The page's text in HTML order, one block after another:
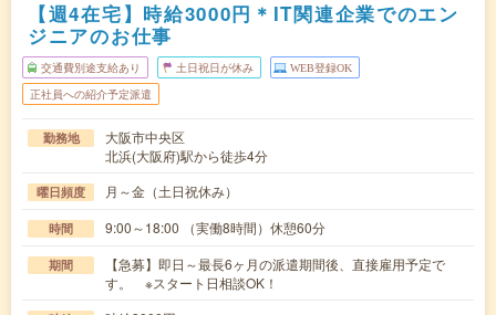
【週4在宅】時給3000円＊IT関連企業でのエン
ジニアのお仕事
交通費別途支給あり 土日祝日が休み WEB登録OK
正社員への紹介予定派遣
勤務地
大阪市中央区
北浜(大阪府)駅から徒歩4分
曜日頻度 月～金（土日祝休み）
時間 9:00～18:00 （実働8時間）休憩60分
期間
【急募】即日～最長6ヶ月の派遣期間後、直接雇用予定で
す。 ※スタート日相談OK！